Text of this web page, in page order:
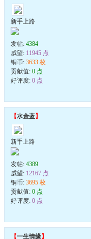
新手上路
发帖: 4384
威望: 11945 点
铜币: 3633 枚
贡献值: 0 点
好评度: 0 点
【水金蓝】
新手上路
发帖: 4389
威望: 12167 点
铜币: 3695 枚
贡献值: 0 点
好评度: 0 点
【一生情缘】